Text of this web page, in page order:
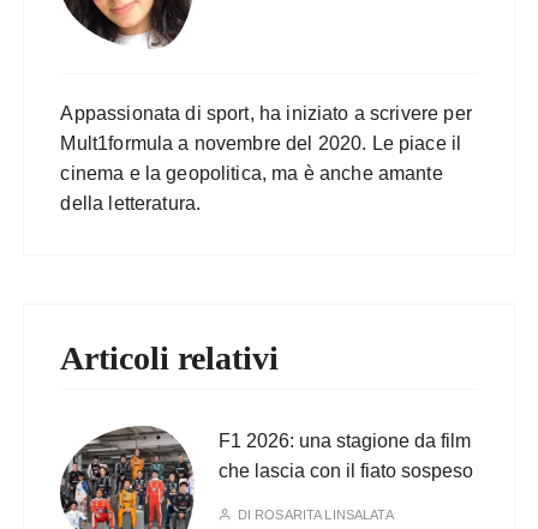
Appassionata di sport, ha iniziato a scrivere per
Mult1formula a novembre del 2020. Le piace il
cinema e la geopolitica, ma è anche amante
della letteratura.
Articoli relativi
F1 2026: una stagione da film
che lascia con il fiato sospeso
DI ROSARITA LINSALATA